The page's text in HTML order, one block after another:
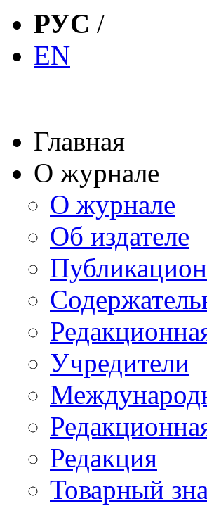
РУС /
EN
Главная
О журнале
О журнале
Об издателе
Учредители
Редакция
Товарный